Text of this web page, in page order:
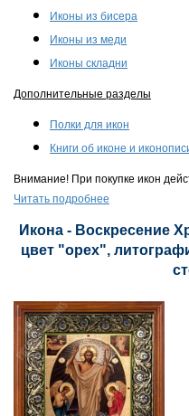
Иконы из бисера
Иконы из меди
Иконы складни
Дополнительные разделы
Полки для икон
Книги об иконе и
Внимание! При покупке икон
Читать подробнее
Икона - Воскресение
цвет "орех",